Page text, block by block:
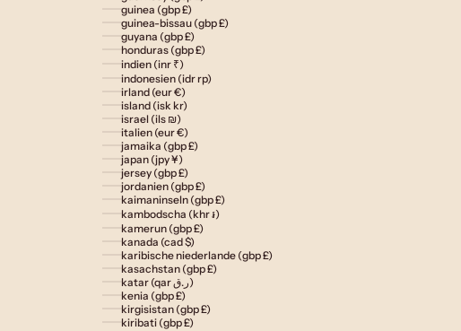
guinea (gbp £)
guinea-bissau (gbp £)
guyana (gbp £)
honduras (gbp £)
indien (inr ₹)
indonesien (idr rp)
irland (eur €)
island (isk kr)
israel (ils ₪)
italien (eur €)
jamaika (gbp £)
japan (jpy ¥)
jersey (gbp £)
jordanien (gbp £)
kaimaninseln (gbp £)
kambodscha (khr ៛)
kamerun (gbp £)
kanada (cad $)
karibische niederlande (gbp £)
kasachstan (gbp £)
katar (qar ر.ق)
kenia (gbp £)
kirgisistan (gbp £)
kiribati (gbp £)